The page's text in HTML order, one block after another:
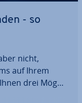
- so
nicht,
auf Ihrem
drei Mög­